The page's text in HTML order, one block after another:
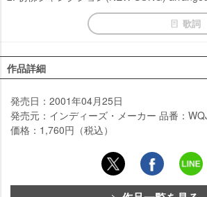
歌詞
作品詳細
発売日：2001年04月25日
発売元：インディーズ・メーカー 品番：
価格：1,760円（税込）